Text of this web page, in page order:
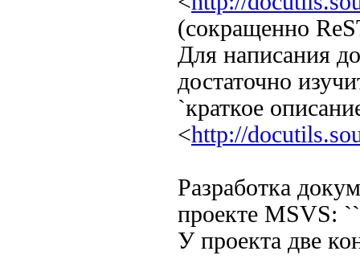
(сокращенно
Для написания
достаточно
`краткое
<http://
Разработка
проекте MSVS:
У проекта две